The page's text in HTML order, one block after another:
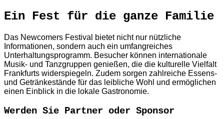
Ein Fest für die ganze Familie
Das Newcomers Festival bietet nicht nur nützliche
Informationen, sondern auch ein umfangreiches
Unterhaltungsprogramm. Besucher können internationale
Musik- und Tanzgruppen genießen, die die kulturelle Vielfalt
Frankfurts widerspiegeln. Zudem sorgen zahlreiche Essens-
und Getränkestände für das leibliche Wohl und ermöglichen
einen Einblick in die lokale Gastronomie.
Werden Sie Partner oder Sponsor